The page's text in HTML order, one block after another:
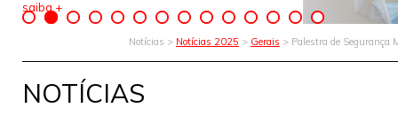
saiba +
Notícias > Notícias 2025 > Gerais > Palestra de
NOTÍCIAS